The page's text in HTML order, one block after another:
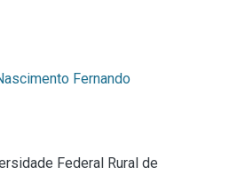
Fernando
Federal Rural de